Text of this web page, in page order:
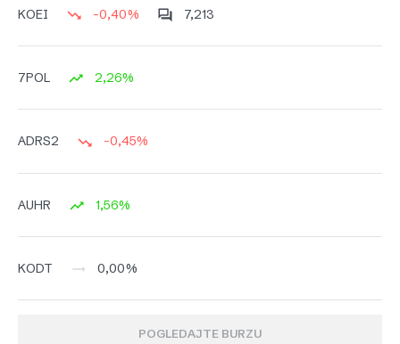
KOEI -0,40% 7,213
7POL 2,26%
ADRS2 -0,45%
AUHR 1,56%
KODT 0,00%
POGLEDAJTE BURZU